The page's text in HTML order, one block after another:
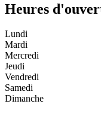
Heures
Lundi
Mardi
Mercredi
Jeudi
Vendredi
Samedi
Dimanche